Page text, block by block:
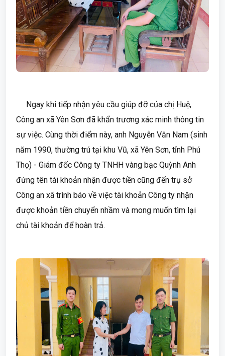
Ngay khi tiếp nhận yêu cầu giúp đỡ của chị Huệ,
Công an xã Yên Sơn đã khẩn trương xác minh thông tin
sự việc. Cùng thời điểm này, anh Nguyễn Văn Nam (sinh
năm 1990, thường trú tại khu Vũ, xã Yên Sơn, tỉnh Phú
Thọ) - Giám đốc Công ty TNHH vàng bạc Quỳnh Anh
đứng tên tài khoản nhận được tiền cũng đến trụ sở
Công an xã trình báo về việc tài khoản Công ty nhận
được khoản tiền chuyển nhầm và mong muốn tìm lại
chủ tài khoản để hoàn trả.